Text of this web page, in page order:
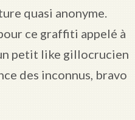
quasi anonyme.
ce graffiti appelé à
petit like gillocrucien
des inconnus, bravo